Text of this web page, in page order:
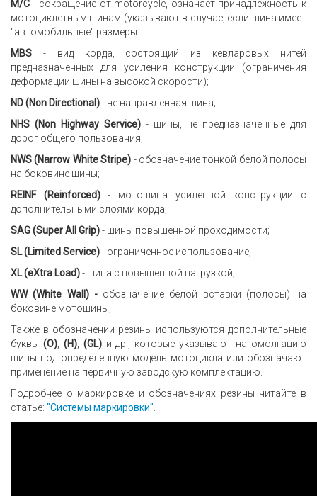
M/C - сокращение от motorcycle, означает принадлежность к
мотоциклетным шинам (указывают в случае, если шина имеет
"автомобильные" размеры.
MBS - вид корда, состоящий из кевларовых нитей
предназначенных для усиления конструкции (ограничения
деформации шины на высокой скорости);
ND (Non Directional)- не направленная шина;
NHS (Non Highway Service) - шины, не предназначенные для
дорог общего пользования;
NWS (Narrow White Stripe) - обозначение тонкой белой полосы
на боковине шины;
REINF (Reinforced)- мотошина усиленной конструкции с
дополнительными слоями корда;
SAG (Super All Grip)- шины повышенной проходимости;
SL (Limited Service)- ограниченное использование;
XL (eXtra Load)- шина с повышенной нагрузкой;
WW (White Wall) - обозначение белой вставки (полосы) на
боковине мотошины;
Также в обозначении резины используются дополнительные
буквы (О), (H), (GL)и др., которые указывают на омолгацию
шины под определенную модель мотоцикла или обозначают
применение на первичную заводскую комплектацию.
Подробнее о маркировке и обозначениях резины читайте в
статье: "Системы маркировки"